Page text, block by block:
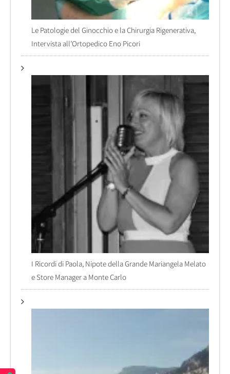
Le Patologie del Ginocchio e la Chirurgia Rigenerativa,
Intervista all’Ortopedico Eno Picori
I Ricordi di Paola, Nipote della Grande Mariangela Melato
e Store Manager a Monte Carlo